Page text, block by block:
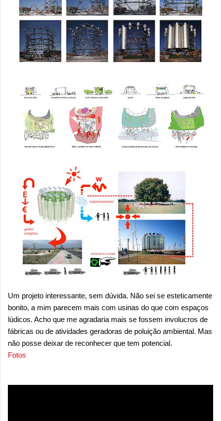
Um projeto interessante, sem dúvida. Não sei se esteticamente
bonito, a mim parecem mais com usinas do que com espaços
lúdicos. Acho que me agradaria mais se fossem involucros de
fábricas ou de atividades geradoras de poluição ambiental. Mas
não posse deixar de reconhecer que tem potencial.
Fotos